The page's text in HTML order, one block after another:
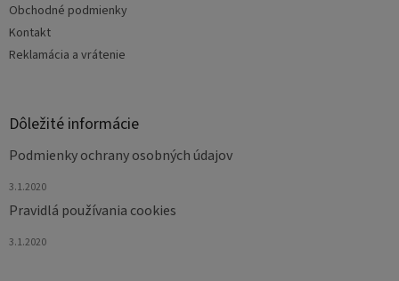
Obchodné podmienky
Kontakt
Reklamácia a vrátenie
Dôležité informácie
Podmienky ochrany osobných údajov
3.1.2020
Pravidlá používania cookies
3.1.2020